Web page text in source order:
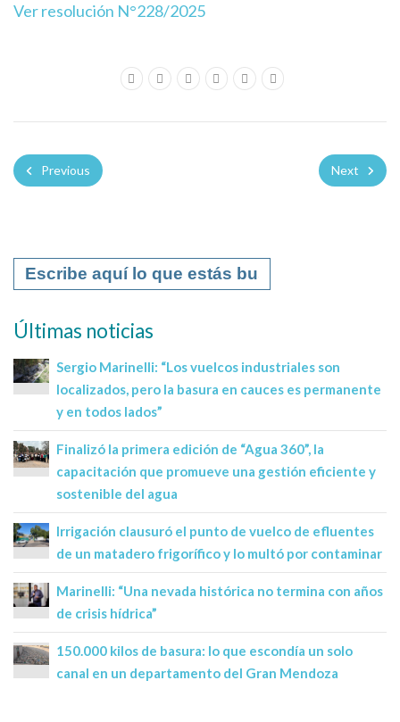
Ver resolución N°228/2025
Previous Next
Últimas noticias
Sergio Marinelli: “Los vuelcos industriales son
localizados, pero la basura en cauces es permanente
y en todos lados”
Finalizó la primera edición de “Agua 360”, la
capacitación que promueve una gestión eficiente y
sostenible del agua
Irrigación clausuró el punto de vuelco de efluentes
de un matadero frigorífico y lo multó por contaminar
Marinelli: “Una nevada histórica no termina con años
de crisis hídrica”
150.000 kilos de basura: lo que escondía un solo
canal en un departamento del Gran Mendoza